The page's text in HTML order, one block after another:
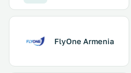
FlyOne Armenia